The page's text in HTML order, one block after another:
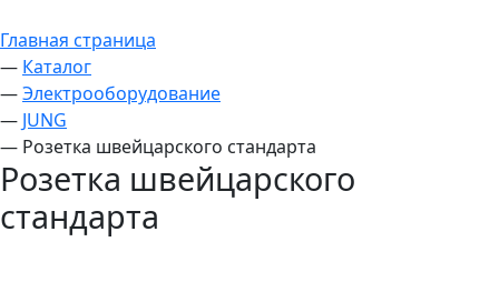
Главная страница
— Каталог
—Электрооборудование
— JUNG
— Розетка швейцарского стандарта
Розетка швейцарского
стандарта